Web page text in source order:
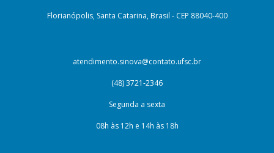
Florianópolis, Santa Catarina, Brasil - CEP 88040-400
atendimento.sinova@contato.ufsc.br
(48) 3721-2346
Segunda a sexta
08h às 12h e 14h às 18h